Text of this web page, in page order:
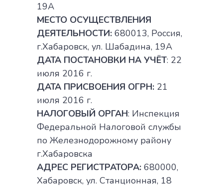
19А
МЕСТО ОСУЩЕСТВЛЕНИЯ
ДЕЯТЕЛЬНОСТИ: 680013, Россия,
г.Хабаровск, ул. Шабадина, 19А
ДАТА ПОСТАНОВКИ НА УЧЁТ: 22
июля 2016 г.
ДАТА ПРИСВОЕНИЯ ОГРН: 21
июля 2016 г.
НАЛОГОВЫЙ ОРГАН: Инспекция
Федеральной Налоговой службы
по Железнодорожному району
г.Хабаровска
АДРЕС РЕГИСТРАТОРА: 680000,
Хабаровск, ул. Станционная, 18